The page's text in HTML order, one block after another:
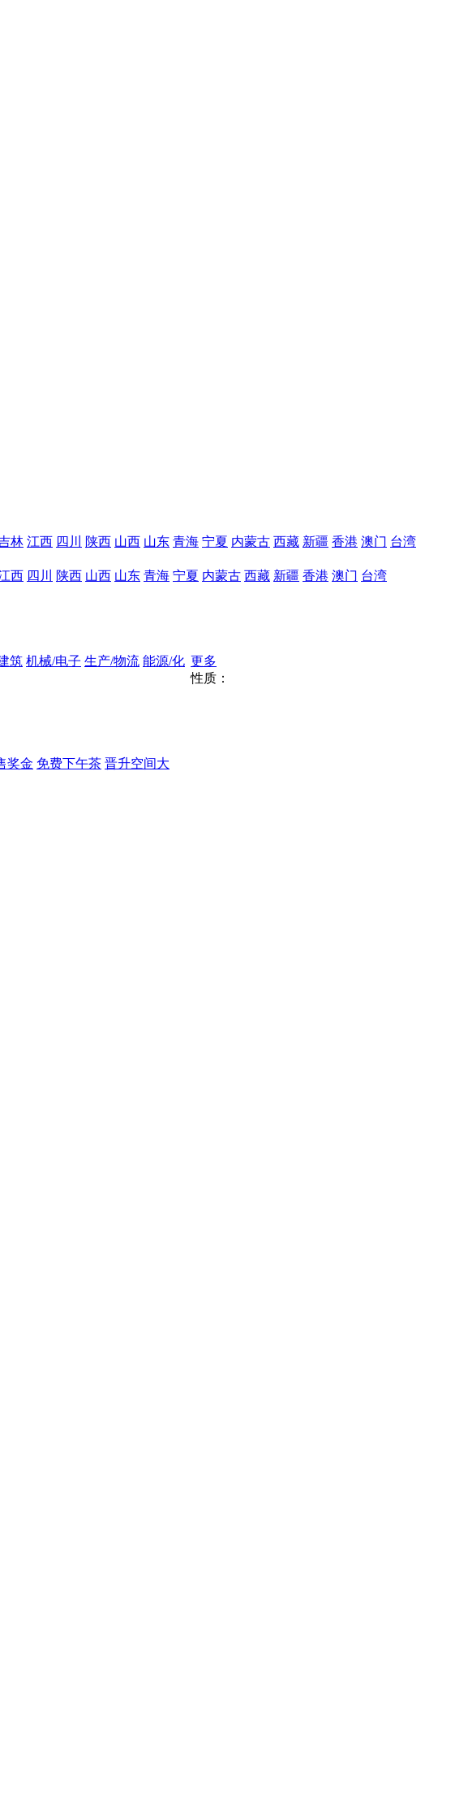
林 江西 四川 陕西 山西 山东 青海 宁夏 内蒙古 西藏 新疆 香港 澳门 台湾
西 四川 陕西 山西 山东 青海 宁夏 内蒙古 西藏 新疆 香港 澳门 台湾
筑 机械/电子 生产/物流 能源/化 更多
性质：
奖金 免费下午茶 晋升空间大